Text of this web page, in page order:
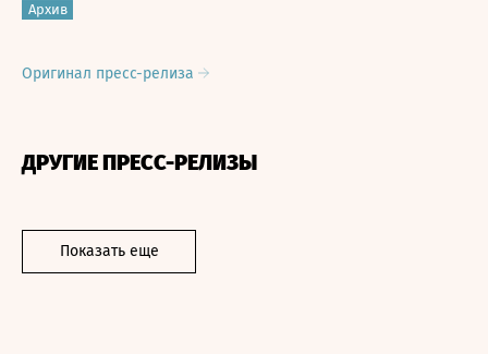
Архив
Оригинал пресс-релиза
ДРУГИЕ ПРЕСС-РЕЛИЗЫ
Показать еще